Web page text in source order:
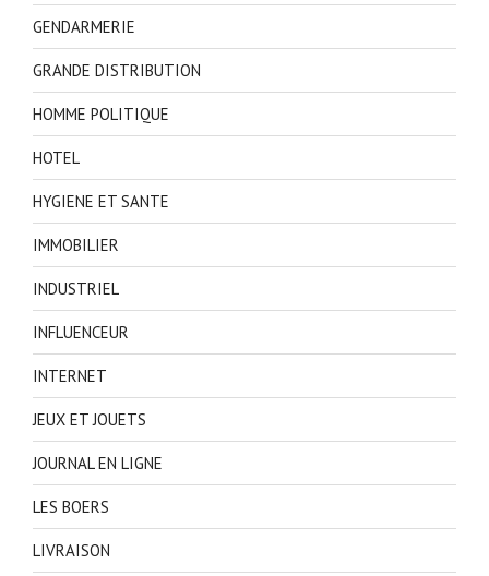
GENDARMERIE
GRANDE DISTRIBUTION
HOMME POLITIQUE
HOTEL
HYGIENE ET SANTE
IMMOBILIER
INDUSTRIEL
INFLUENCEUR
INTERNET
JEUX ET JOUETS
JOURNAL EN LIGNE
LES BOERS
LIVRAISON